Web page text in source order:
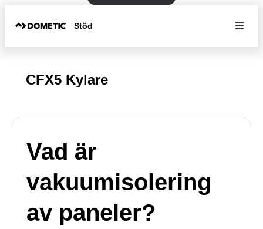
Stöd
CFX5 Kylare
Vad är
vakuumisolering
av paneler?